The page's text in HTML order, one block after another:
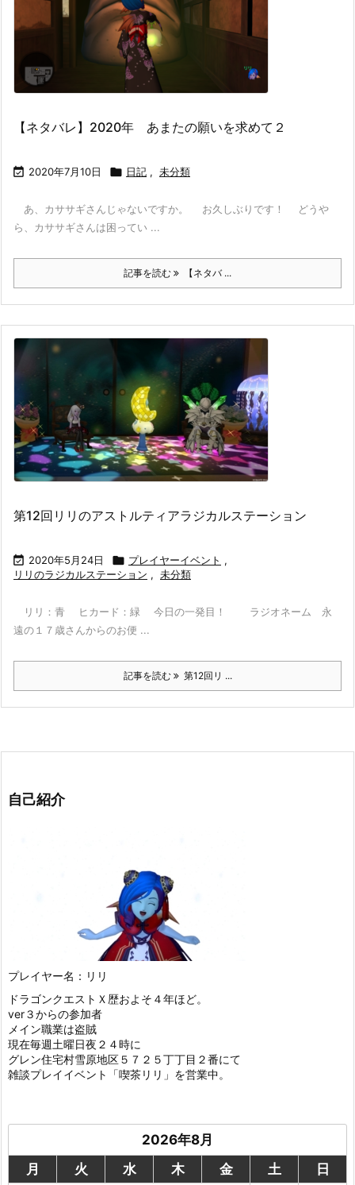
【ネタバレ】2020年 あまたの願いを求めて２
 2020年7月10日  日記 , 未分類
あ、カササギさんじゃないですか。 お久しぶりです！ どうや
ら、カササギさんは困ってい ...
記事を読む 【ネタバ ...
第12回リリのアストルティアラジカルステーション
 2020年5月24日  プレイヤーイベント ,
リリのラジカルステーション , 未分類
リリ：青 ヒカード：緑 今日の一発目！ ラジオネーム 永
遠の１７歳さんからのお便 ...
記事を読む 第12回リ ...
自己紹介
プレイヤー名：リリ
ドラゴンクエストＸ歴およそ４年ほど。
ver３からの参加者
メイン職業は盗賊
現在毎週土曜日夜２４時に
グレン住宅村雪原地区５７２５丁丁目２番にて
雑談プレイイベント「喫茶リリ」を営業中。
2026年8月
月
火 水 木 金 土
日